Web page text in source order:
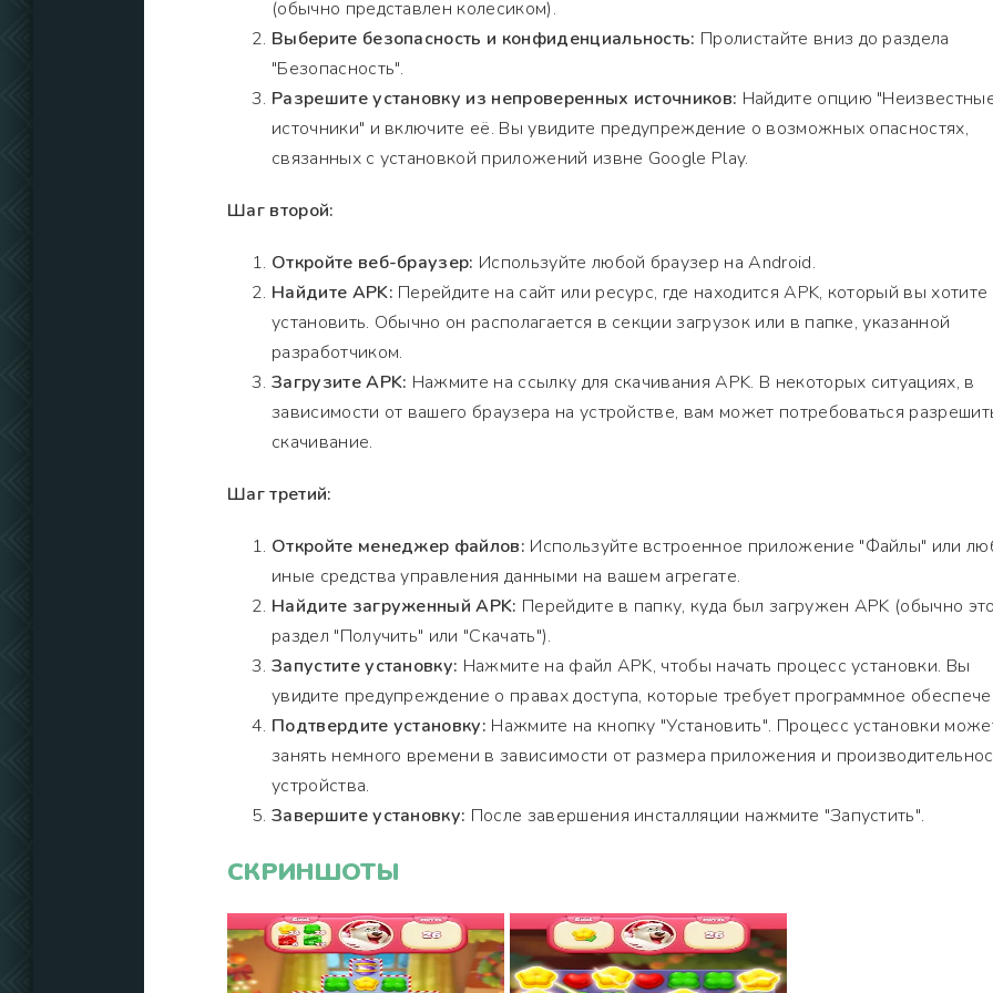
(обычно представлен колесиком).
Выберите безопасность и конфиденциальность: Пролистайте вниз до раздела
"Безопасность".
Разрешите установку из непроверенных источников: Найдите опцию
источники" и включите её. Вы увидите предупреждение о возможных опасностях,
связанных с установкой приложений извне Google Play.
Шаг второй:
Откройте веб-браузер: Используйте любой браузер на Android.
Найдите APK: Перейдите на сайт или ресурс, где находится APK, который вы хотите
установить. Обычно он располагается в секции загрузок или в папке, указанной
разработчиком.
Загрузите APK: Нажмите на ссылку для скачивания APK. В некоторых ситуациях, в
зависимости от вашего браузера на устройстве, вам может потребоваться
скачивание.
Шаг третий:
Откройте менеджер файлов: Используйте встроенное приложение "Файлы" или
иные средства управления данными на вашем агрегате.
Найдите загруженный APK: Перейдите в папку, куда был загружен APK (обычно
раздел "Получить" или "Скачать").
Запустите установку: Нажмите на файл APK, чтобы начать процесс установки. Вы
увидите предупреждение о правах доступа, которые требует программное
Подтвердите установку: Нажмите на кнопку "Установить". Процесс установки
занять немного времени в зависимости от размера приложения и
устройства.
Завершите установку: После завершения инсталляции нажмите "Запустить".
СКРИНШОТЫ